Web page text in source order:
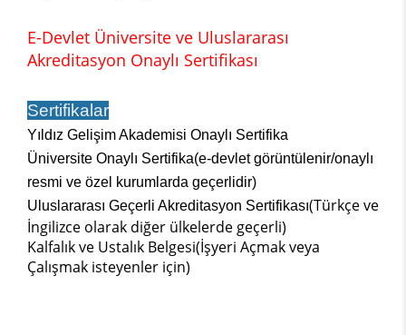
E-Devlet Üniversite ve Uluslararası
Akreditasyon Onaylı Sertifikası
Sertifikalar
Yıldız Gelişim Akademisi Onaylı Sertifika
Üniversite Onaylı Sertifika(e-devlet görüntülenir/onaylı
resmi ve özel kurumlarda geçerlidir)
Uluslararası Geçerli Akreditasyon Sertifikası(Türkçe ve
İngilizce olarak diğer ülkelerde geçerli)
Kalfalık ve Ustalık Belgesi(İşyeri Açmak veya
Çalışmak isteyenler için)